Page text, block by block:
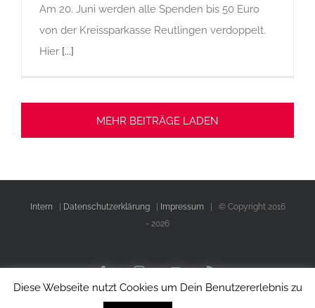
Am 20. Juni werden alle Spenden bis 50 Euro
von der Kreissparkasse Reutlingen verdoppelt.
Hier [...]
MEHR BEITRÄGE LADEN
Intern Datenschutzerklärung| Impressum| © Copyright 2016
- 2026
Diese Webseite nutzt Cookies um Dein Benutzererlebnis zu